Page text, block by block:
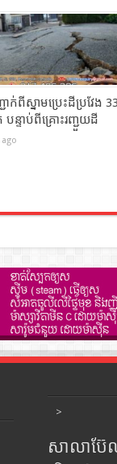
ក់ពីស្នាមប្រេះដីប្រវែង
បន្ទាប់ពីគ្រោះរញ្ជួយដី
>
សាលាប៊ែ